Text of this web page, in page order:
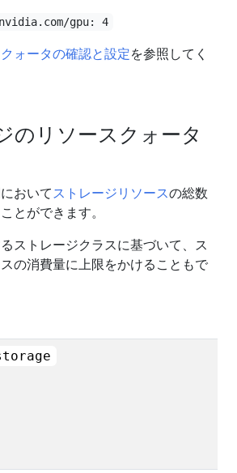
gpu: 4
クォータの確認と設定を参照してく
のリソースクォータ
おいてストレージリソースの総数
とができます。
ストレージクラスに基づいて、ス
の消費量に上限をかけることもで